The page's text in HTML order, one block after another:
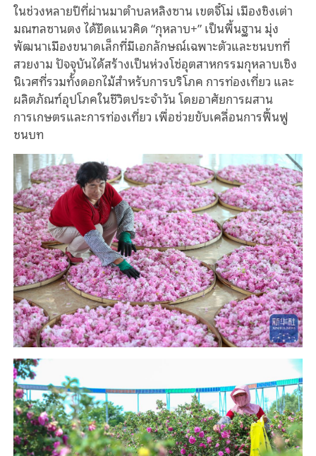
ในช่วงหลายปีที่ผ่านมาตำบลหลิงซาน เขตจี๋โม่ เมืองชิงเต่า
มณฑลซานตง ได้ยึดแนวคิด “กุหลาบ+” เป็นพื้นฐาน มุ่ง
พัฒนาเมืองขนาดเล็กที่มีเอกลักษณ์เฉพาะตัวและชนบทที่
สวยงาม ปัจจุบันได้สร้างเป็นห่วงโซ่อุตสาหกรรมกุหลาบเชิง
นิเวศที่รวมทั้งดอกไม้สำหรับการบริโภค การท่องเที่ยว และ
ผลิตภัณฑ์อุปโภคในชีวิตประจำวัน โดยอาศัยการผสาน
การเกษตรและการท่องเที่ยว เพื่อช่วยขับเคลื่อนการฟื้นฟู
ชนบท